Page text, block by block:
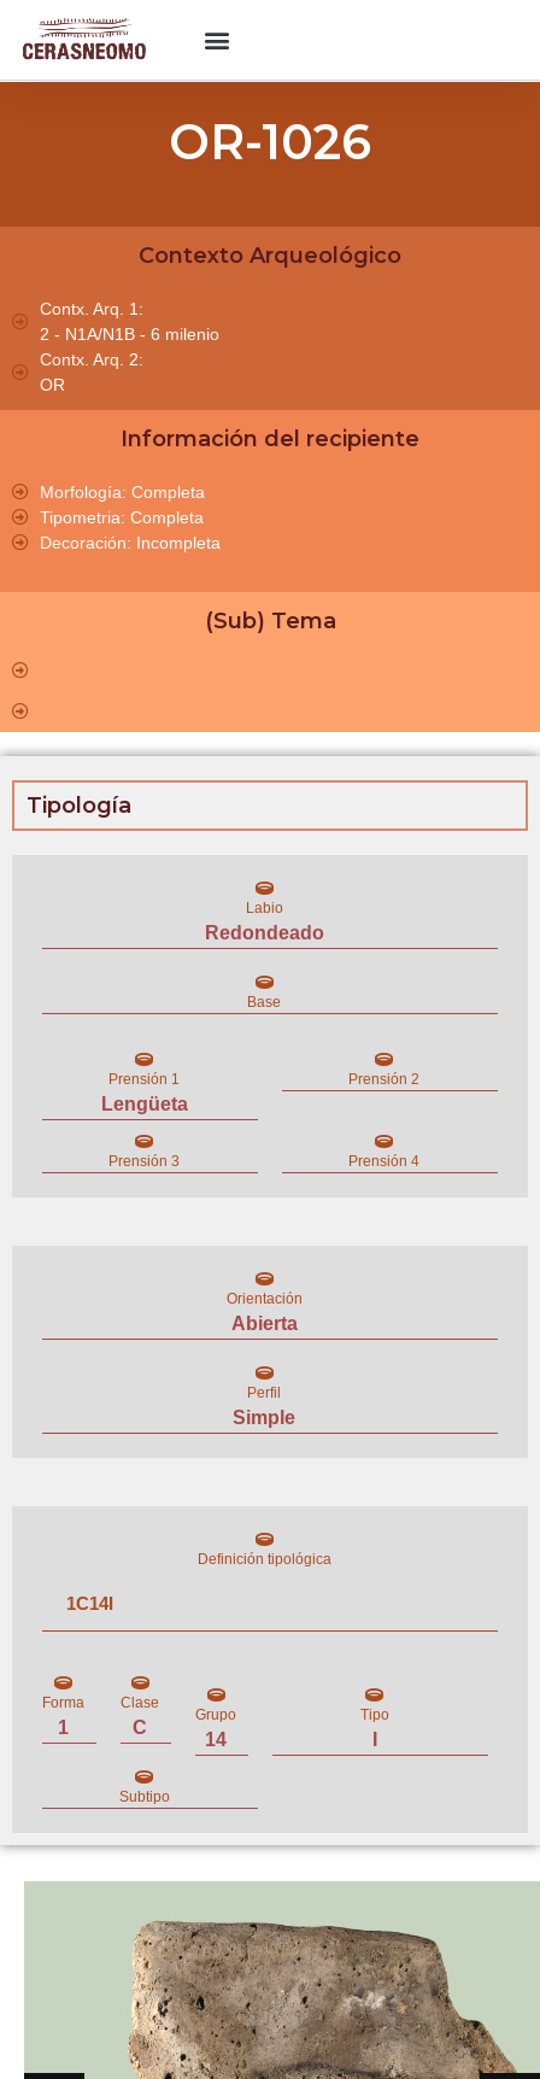
OR-1026
Contexto Arqueológico
Contx. Arq. 1:
2 - N1A/N1B - 6 milenio
Contx. Arq. 2:
OR
Información del recipiente
Morfología: Completa
Tipometria: Completa
Decoración: Incompleta
(Sub) Tema
Tipología
Labio
Redondeado
Base
Prensión 1
Lengüeta
Prensión 2
Prensión 3 Prensión 4
Orientación
Abierta
Perfil
Simple
Definición tipológica
1C14I
Forma
1
Clase
C
Grupo
14
Tipo
Subtipo